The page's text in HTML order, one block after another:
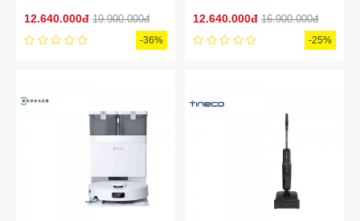
12.640.000đ 19.900.000đ
-36%
12.640.000đ 16.900.000đ
-25%